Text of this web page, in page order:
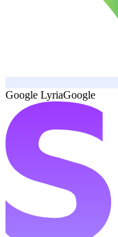
Google LyriaGoogle